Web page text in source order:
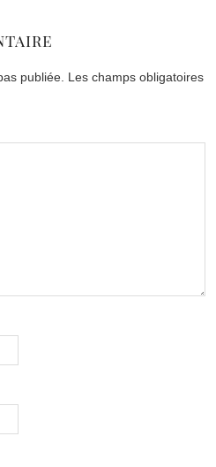
publiée. Les champs obligatoires